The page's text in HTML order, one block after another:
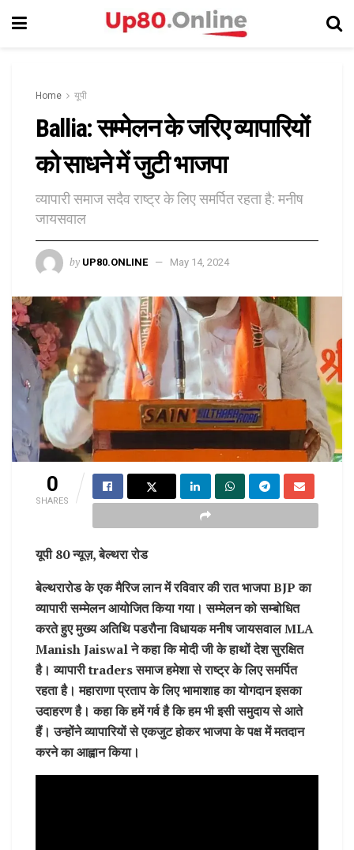
Home यूपी
Ballia: सम्मेलन के जरिए व्यापारियों
को साधने में जुटी भाजपा
व्यापारी समाज सदैव राष्ट्र के लिए समर्पित रहता है: मनीष
जायसवाल
by UP80.ONLINE May 14, 2024
0
SHARES
यूपी 80 न्यूज़, बेल्थरा रोड
बेल्थरारोड के एक मैरिज लान में रविवार की रात भाजपा BJP का
व्यापारी सम्मेलन आयोजित किया गया। सम्मेलन को सम्बोधित
करते हुए मुख्य अतिथि पडरौना विधायक मनीष जायसवाल MLA
Manish Jaiswal ने कहा कि मोदी जी के हाथों देश सुरक्षित
है। व्यापारी traders समाज हमेशा से राष्ट्र के लिए समर्पित
रहता है। महाराणा प्रताप के लिए भामाशाह का योगदान इसका
उदाहरण है। कहा कि हमें गर्व है कि हम भी इसी समुदाय से आते
हैं। उन्होंने व्यापारियों से एकजुट होकर भाजपा के पक्ष में मतदान
करने का आह्वान किया।